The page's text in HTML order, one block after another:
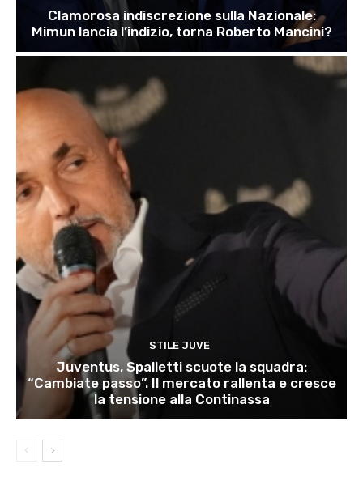
Clamorosa indiscrezione sulla Nazionale:
Mimun lancia l’indizio, torna Roberto Mancini?
STILE JUVE
Juventus, Spalletti scuote la squadra:
“Cambiate passo”. Il mercato rallenta e cresce
la tensione alla Continassa